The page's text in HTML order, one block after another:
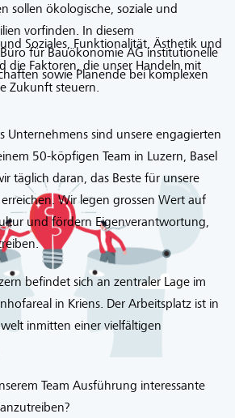
Soziales, Funktionalität, Ästhetik und
die Faktoren, die unser Handeln mit
Zukunft steuern.
sollen ökologische, soziale und
vorfinden. In diesem
für Bauökonomie AG institutionelle
sowie Planende bei komplexen
Unternehmens sind unsere engagierten
50-köpfigen Team in Luzern, Basel
täglich daran, das Beste für unsere
Wir legen grossen Wert auf
und fördern Eigenverantwortung,
befindet sich an zentraler Lage im
in Kriens. Der Arbeitsplatz ist in
inmitten einer vielfältigen
Team Ausführung interessante